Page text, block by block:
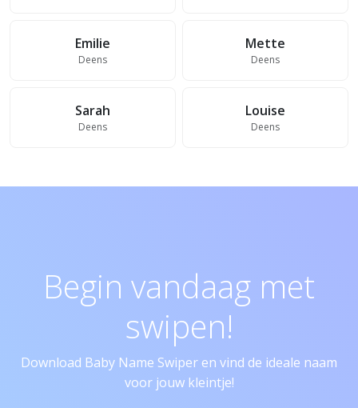
Emilie
Deens
Mette
Deens
Sarah
Deens
Louise
Deens
Begin vandaag met
swipen!
Download Baby Name Swiper en vind de ideale naam
voor jouw kleintje!